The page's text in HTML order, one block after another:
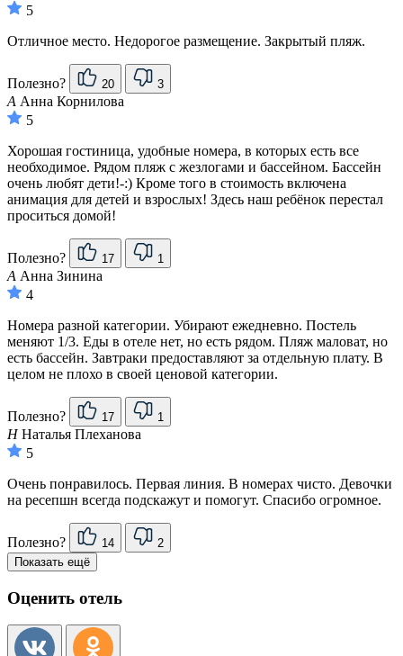
5
Отличное место. Недорогое размещение. Закрытый пляж.
Полезно? 20 3
А Анна Корнилова
5
Хорошая гостиница, удобные номера, в которых есть все
необходимое. Рядом пляж с жезлогами и бассейном. Бассейн
очень любят дети!-:) Кроме того в стоимость включена
анимация для детей и взрослых! Здесь наш ребёнок перестал
проситься домой!
Полезно? 17 1
А Анна Зинина
4
Номера разной категории. Убирают ежедневно. Постель
меняют 1/3. Еды в отеле нет, но есть рядом. Пляж маловат, но
есть бассейн. Завтраки предоставляют за отдельную плату. В
целом не плохо в своей ценовой категории.
Полезно? 17 1
ННаталья Плеханова
5
Очень понравилось. Первая линия. В номерах чисто. Девочки
на ресепшн всегда подскажут и помогут. Спасибо огромное.
Полезно? 14
2
Показать ещё
Оценить отель